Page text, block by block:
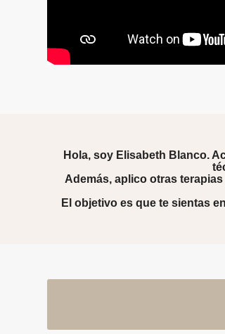
Hola, soy Elisabeth Blanco.
Además, aplico otras
El objetivo es que te sientas